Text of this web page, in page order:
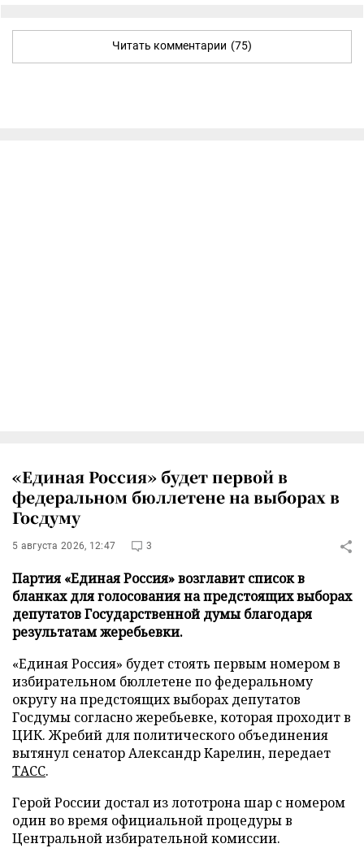
Читать комментарии (75)
«Единая Россия» будет первой в
федеральном бюллетене на выборах в
Госдуму
5 августа 2026, 12:47 3
Партия «Единая Россия» возглавит список в
бланках для голосования на предстоящих выборах
депутатов Государственной думы благодаря
результатам жеребьевки.
«Единая Россия» будет стоять первым номером в
избирательном бюллетене по федеральному
округу на предстоящих выборах депутатов
Госдумы согласно жеребьевке, которая проходит в
ЦИК. Жребий для политического объединения
вытянул сенатор Александр Карелин, передает
ТАСС.
Герой России достал из лототрона шар с номером
один во время официальной процедуры в
Центральной избирательной комиссии.